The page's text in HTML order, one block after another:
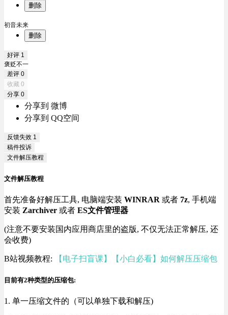
删除
初音未来
删除
好评 1
褒贬不一
差评 0
收藏 0
分享 0
分享到 微博
分享到 QQ空间
反馈失效 1
稿件投诉
文件解压教程
文件解压教程
首先准备好解压工具, 电脑端安装 WINRAR 或者 7z, 手机端
安装 Zarchiver 或者 ES文件管理器
(注意不要安装国内应用商店里的盗版, 不仅无法正常解压, 还
会收费)
B站视频教程: 【电子扫盲课】【小白必看】如何解压压缩包
目前有2种类型的压缩包:
1. 单一压缩文件的（可以单独下载和解压)